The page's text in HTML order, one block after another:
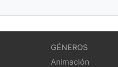
GÉNEROS
Animación